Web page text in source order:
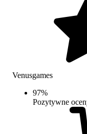
Venusgames
97%
Pozytywne